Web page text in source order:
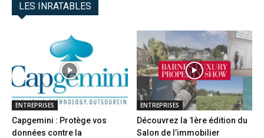
LES INRATABLES
ENTREPRISES
Capgemini : Protège vos
données contre la
ENTREPRISES
Découvrez la 1ère édition du
Salon de l’immobilier